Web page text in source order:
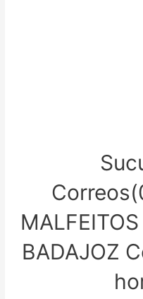
BADAJOZ